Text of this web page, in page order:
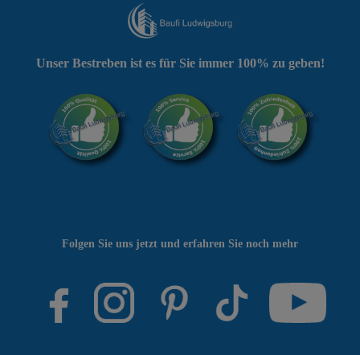
Folgen Sie uns jetzt und erfahren Sie noch mehr
Unser Bestreben ist es für Sie immer 100% zu geben!